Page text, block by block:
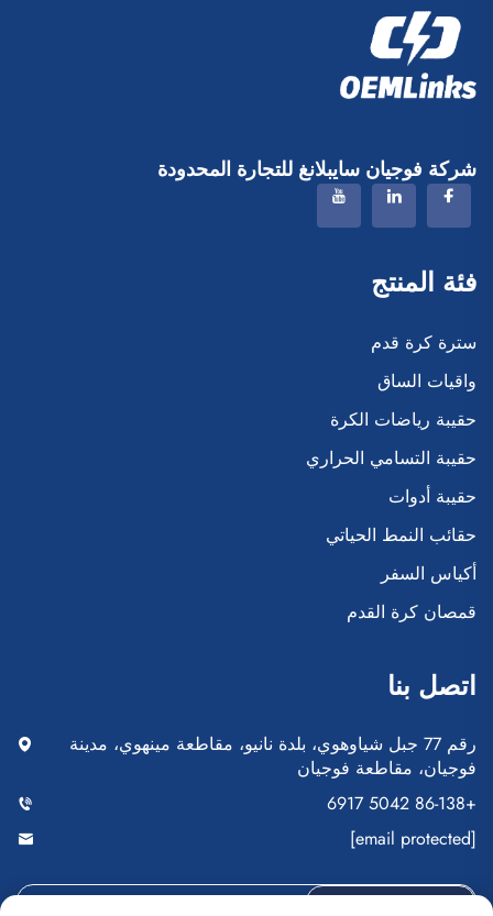
شركة فوجيان سايبلانغ للتجارة المحدودة
فئة المنتج
سترة كرة قدم
واقيات الساق
حقيبة رياضات الكرة
حقيبة التسامي الحراري
حقيبة أدوات
حقائب النمط الحياتي
أكياس السفر
قمصان كرة القدم
اتصل بنا
رقم 77 جبل شياوهوي، بلدة نانيو، مقاطعة مينهوي، مدينة
فوجيان، مقاطعة فوجيان
+86-138 5042 6917
[email protected]